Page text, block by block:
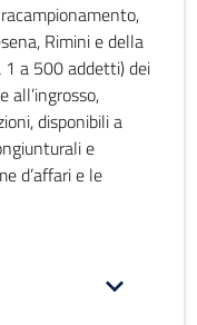
Rimini e della
1 a 500 addetti) dei
all’ingrosso,
disponibili a
e
d’affari e le